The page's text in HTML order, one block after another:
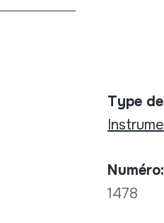
Type
Numéro:
1478